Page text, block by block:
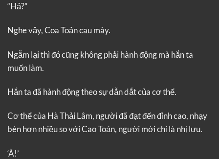
“Hả?”
Nghe vậy, Coa Toản cau mày.
Ngẫm lại thì đó cũng không phải hành động mà hắn ta
muốn làm.
Hắn ta đã hành động theo sự dẫn dắt của cơ thể.
Cơ thể của Hà Thải Lâm, người đã đạt đến đỉnh cao, nhạy
bén hơn nhiều so với Cao Toản, người mới chỉ là nhị lưu.
‘À!’